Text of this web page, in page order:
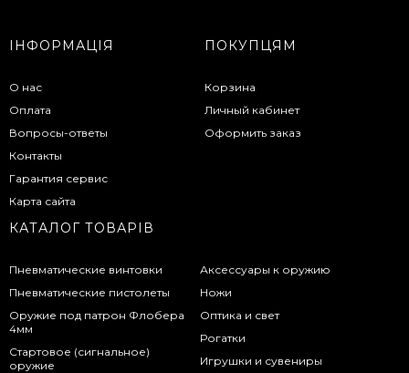
ІНФОРМАЦІЯ
О нас
Оплата
Вопросы-ответы
Контакты
Гарантия сервис
Карта сайта
ПОКУПЦЯМ
Корзина
Личный кабинет
Оформить заказ
КАТАЛОГ ТОВАРІВ
Пневматические винтовки
Пневматические пистолеты
Оружие под патрон Флобера
4мм
Стартовое (сигнальное)
оружие
Аксессуары к оружию
Ножи
Оптика и свет
Рогатки
Игрушки и сувениры